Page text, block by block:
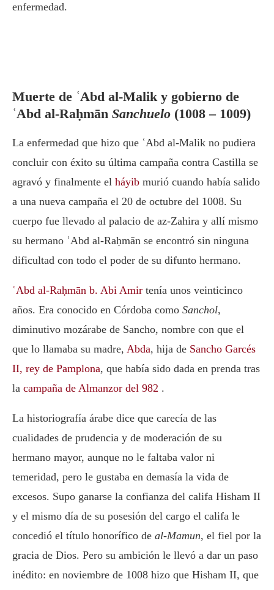
enfermedad.
Muerte de ʿAbd al-Malik y gobierno de
ʿAbd al-Raḥmān Sanchuelo (1008 – 1009)
La enfermedad que hizo que ʿAbd al-Malik no pudiera
concluir con éxito su última campaña contra Castilla se
agravó y finalmente el háyib murió cuando había salido
a una nueva campaña el 20 de octubre del 1008. Su
cuerpo fue llevado al palacio de az-Zahira y allí mismo
su hermano ʿAbd al-Raḥmān se encontró sin ninguna
dificultad con todo el poder de su difunto hermano.
ʿAbd al-Raḥmān b. Abi Amir tenía unos veinticinco
años. Era conocido en Córdoba como Sanchol,
diminutivo mozárabe de Sancho, nombre con que el
que lo llamaba su madre, Abda, hija de Sancho Garcés
II, rey de Pamplona, que había sido dada en prenda tras
la campaña de Almanzor del 982 .
La historiografía árabe dice que carecía de las
cualidades de prudencia y de moderación de su
hermano mayor, aunque no le faltaba valor ni
temeridad, pero le gustaba en demasía la vida de
excesos. Supo ganarse la confianza del califa Hisham II
y el mismo día de su posesión del cargo el califa le
concedió el título honorífico de al-Mamun, el fiel por la
gracia de Dios. Pero su ambición le llevó a dar un paso
inédito: en noviembre de 1008 hizo que Hisham II, que